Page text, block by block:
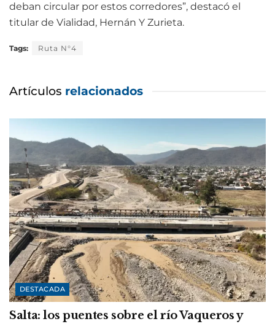
deban circular por estos corredores”, destacó el
titular de Vialidad, Hernán Y Zurieta.
Tags: Ruta N°4
Artículos relacionados
DESTACADA
Salta: los puentes sobre el río Vaqueros y